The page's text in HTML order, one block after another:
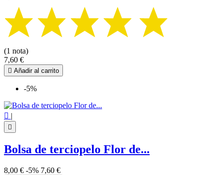
(1 nota)
7,60 €
 Añadir al carrito
-5%
 |

Bolsa de terciopelo Flor de...
8,00 € -5% 7,60 €